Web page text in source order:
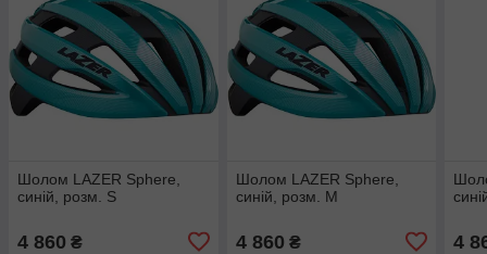
Шолом LAZER Sphere,
синій, розм. S
4 860 ₴
Шолом LAZER Sphere,
синій, розм. M
4 860 ₴ 4